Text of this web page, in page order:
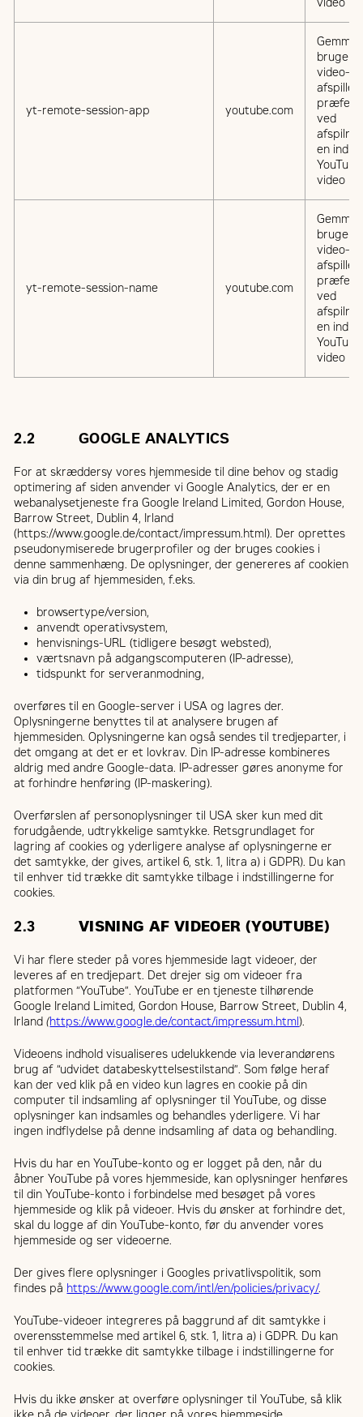
yt-remote-session-app youtube.com
Gemmer
video-
ved
en
YouTube
video
yt-remote-session-name youtube.com
Gemmer
video-
ved
en
YouTube
video
2.2 GOOGLE ANALYTICS
For at skræddersy vores hjemmeside til dine behov og stadig
optimering af siden anvender vi Google Analytics, der er en
webanalysetjeneste fra Google Ireland Limited, Gordon House,
Barrow Street, Dublin 4, Irland
(https://www.google.de/contact/impressum.html). Der oprettes
pseudonymiserede brugerprofiler og der bruges cookies i
denne sammenhæng. De oplysninger, der genereres af cookien
via din brug af hjemmesiden, f.eks.
browsertype/version,
anvendt operativsystem,
henvisnings-URL (tidligere besøgt websted),
værtsnavn på adgangscomputeren (IP-adresse),
tidspunkt for serveranmodning,
overføres til en Google-server i USA og lagres der.
Oplysningerne benyttes til at analysere brugen af
hjemmesiden. Oplysningerne kan også sendes til tredjeparter, i
det omgang at det er et lovkrav. Din IP-adresse kombineres
aldrig med andre Google-data. IP-adresser gøres anonyme for
at forhindre henføring (IP-maskering).
Overførslen af personoplysninger til USA sker kun med dit
forudgående, udtrykkelige samtykke. Retsgrundlaget for
lagring af cookies og yderligere analyse af oplysningerne er
det samtykke, der gives, artikel 6, stk. 1, litra a) i GDPR). Du kan
til enhver tid trække dit samtykke tilbage i indstillingerne for
cookies.
2.3VISNING AF VIDEOER (YOUTUBE)
Vi har flere steder på vores hjemmeside lagt videoer, der
leveres af en tredjepart. Det drejer sig om videoer fra
platformen “YouTube”. YouTube er en tjeneste tilhørende
Google Ireland Limited, Gordon House, Barrow Street, Dublin 4,
Irland (https://www.google.de/contact/impressum.html).
Videoens indhold visualiseres udelukkende via leverandørens
brug af “udvidet databeskyttelsestilstand”. Som følge heraf
kan der ved klik på en video kun lagres en cookie på din
computer til indsamling af oplysninger til YouTube, og disse
oplysninger kan indsamles og behandles yderligere. Vi har
ingen indflydelse på denne indsamling af data og behandling.
Hvis du har en YouTube-konto og er logget på den, når du
åbner YouTube på vores hjemmeside, kan oplysninger henføres
til din YouTube-konto i forbindelse med besøget på vores
hjemmeside og klik på videoer. Hvis du ønsker at forhindre det,
skal du logge af din YouTube-konto, før du anvender vores
hjemmeside og ser videoerne.
Der gives flere oplysninger i Googles privatlivspolitik, som
findes på https://www.google.com/intl/en/policies/privacy/.
YouTube-videoer integreres på baggrund af dit samtykke i
overensstemmelse med artikel 6, stk. 1, litra a) i GDPR. Du kan
til enhver tid trække dit samtykke tilbage i indstillingerne for
cookies.
Hvis du ikke ønsker at overføre oplysninger til YouTube, så klik